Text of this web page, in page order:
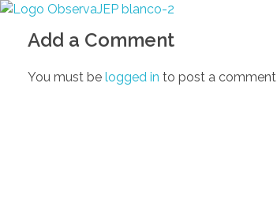
Add a Comment
You must be logged in to post a comment